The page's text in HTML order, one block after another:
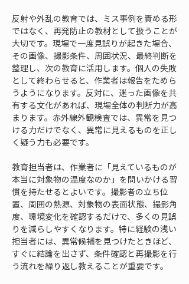
反射や外乱の教育では、ミス事例を責める形
ではなく、再発防止の教材として扱うことが
大切です。現場で一度見誤りが起きた場合、
その画像、撮影条件、周囲状況、最終判断を
整理し、次の教育に活用します。個人の失敗
として終わらせると、作業者は報告をためら
うようになります。反対に、迷った画像を共
有する文化があれば、現場全体の判断力が高
まります。赤外線外観検査では、異常を見つ
ける力だけでなく、異常に見えるものを正し
く疑う力も必要です。
教育担当者は、作業者に「見えているものが
本当に対象物の温度なのか」を問いかける習
慣を持たせるとよいです。撮影者の立ち位
置、周囲の熱源、対象物の表面状態、撮影角
度、環境変化を確認するだけで、多くの見誤
りを減らしやすくなります。特に経験の浅い
担当者には、異常候補を見つけたときほど、
すぐに結論を出さず、条件確認と再撮影を行
う流れを繰り返し教えることが重要です。